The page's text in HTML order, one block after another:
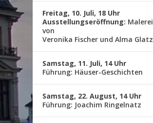
Freitag, 10. Juli, 18 Uhr
Ausstellungseröffnung: Malerei
von
Veronika Fischer und Alma Glatz
Samstag, 11. Juli, 14 Uhr
Führung: Häuser-Geschichten
Samstag, 22. August, 14 Uhr
Führung: Joachim Ringelnatz